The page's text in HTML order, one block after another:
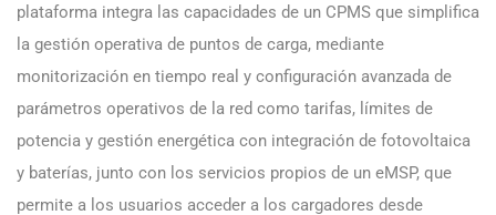
plataforma integra las capacidades de un CPMS que simplifica
la gestión operativa de puntos de carga, mediante
monitorización en tiempo real y configuración avanzada de
parámetros operativos de la red como tarifas, límites de
potencia y gestión energética con integración de fotovoltaica
y baterías, junto con los servicios propios de un eMSP, que
permite a los usuarios acceder a los cargadores desde